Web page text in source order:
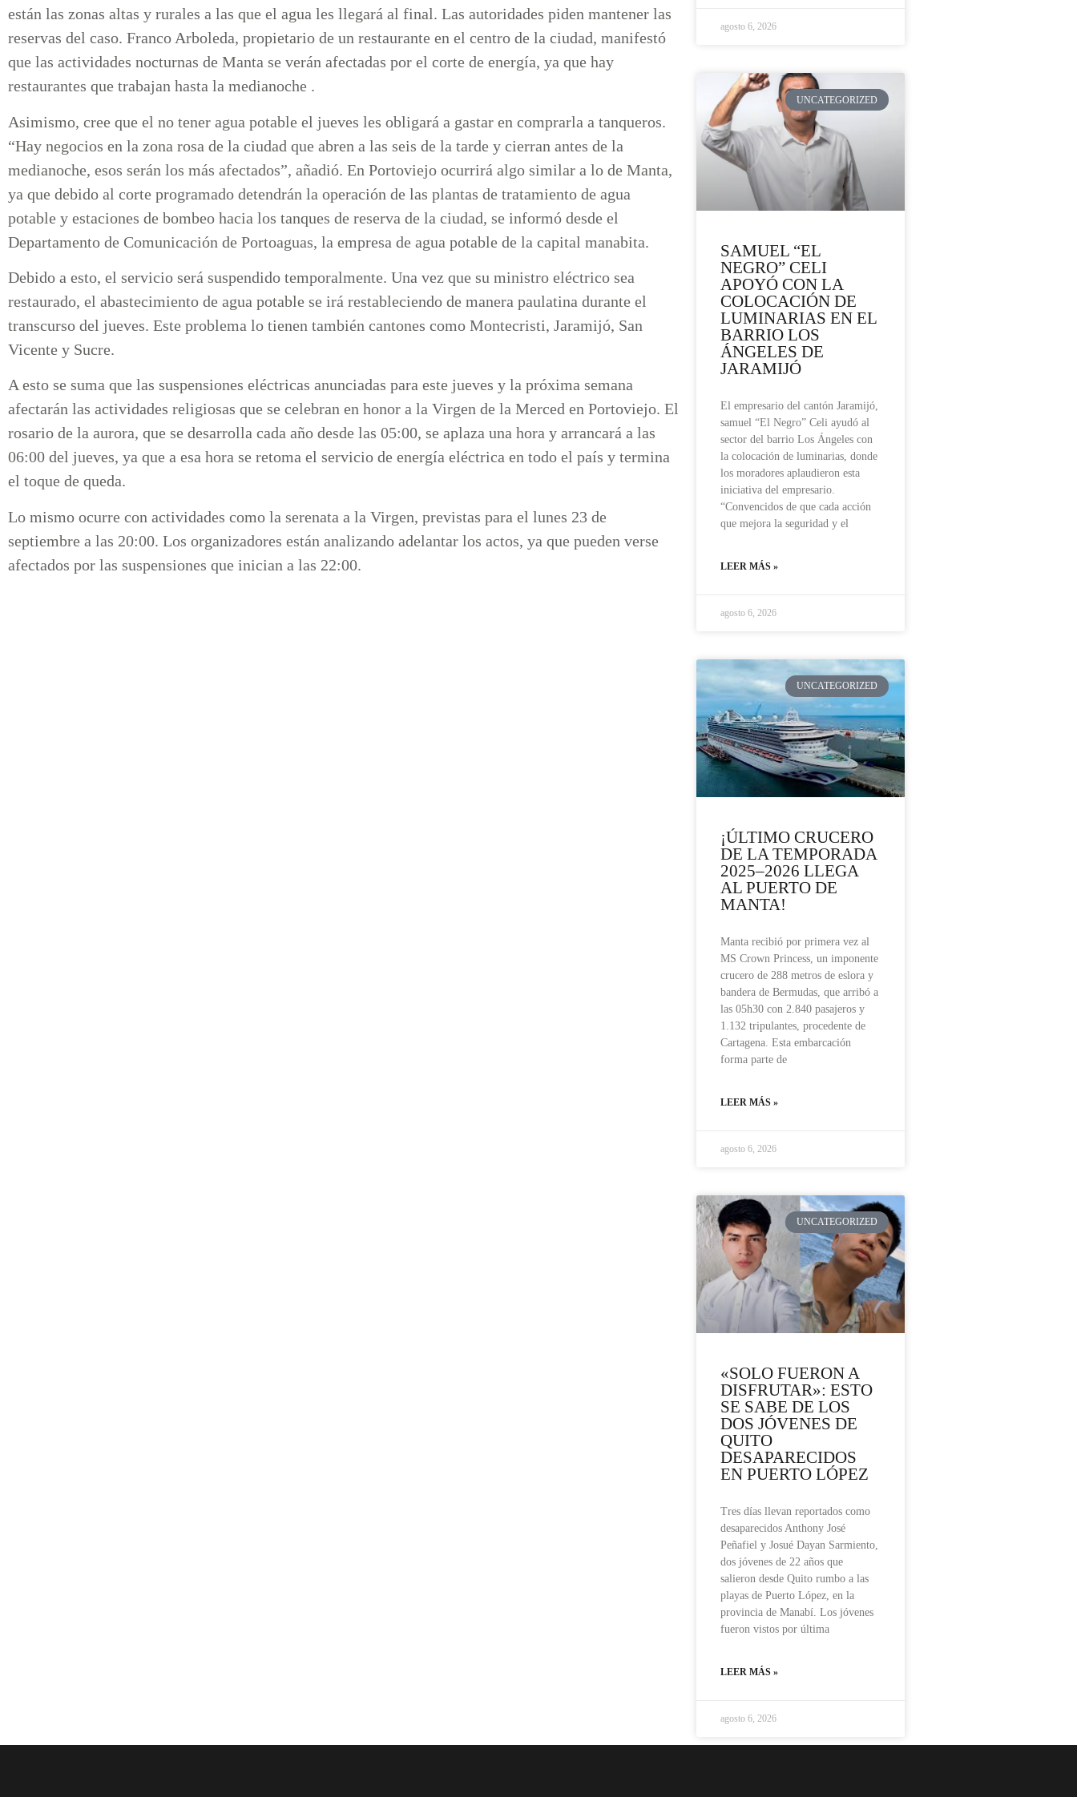
están las zonas altas y rurales a las que el agua les llegará al final. Las autoridades piden mantener las
reservas del caso. Franco Arboleda, propietario de un restaurante en el centro de la ciudad, manifestó
que las actividades nocturnas de Manta se verán afectadas por el corte de energía, ya que hay
restaurantes que trabajan hasta la medianoche .
Asimismo, cree que el no tener agua potable el jueves les obligará a gastar en comprarla a tanqueros.
“Hay negocios en la zona rosa de la ciudad que abren a las seis de la tarde y cierran antes de la
medianoche, esos serán los más afectados”, añadió. En Portoviejo ocurrirá algo similar a lo de Manta,
ya que debido al corte programado detendrán la operación de las plantas de tratamiento de agua
potable y estaciones de bombeo hacia los tanques de reserva de la ciudad, se informó desde el
Departamento de Comunicación de Portoaguas, la empresa de agua potable de la capital manabita.
Debido a esto, el servicio será suspendido temporalmente. Una vez que su ministro eléctrico sea
restaurado, el abastecimiento de agua potable se irá restableciendo de manera paulatina durante el
transcurso del jueves. Este problema lo tienen también cantones como Montecristi, Jaramijó, San
Vicente y Sucre.
A esto se suma que las suspensiones eléctricas anunciadas para este jueves y la próxima semana
afectarán las actividades religiosas que se celebran en honor a la Virgen de la Merced en Portoviejo. El
rosario de la aurora, que se desarrolla cada año desde las 05:00, se aplaza una hora y arrancará a las
06:00 del jueves, ya que a esa hora se retoma el servicio de energía eléctrica en todo el país y termina
el toque de queda.
Lo mismo ocurre con actividades como la serenata a la Virgen, previstas para el lunes 23 de
septiembre a las 20:00. Los organizadores están analizando adelantar los actos, ya que pueden verse
afectados por las suspensiones que inician a las 22:00.
agosto 6, 2026
UNCATEGORIZED
SAMUEL “EL
NEGRO” CELI
APOYÓ CON LA
COLOCACIÓN DE
LUMINARIAS EN EL
BARRIO LOS
ÁNGELES DE
JARAMIJÓ
El empresario del cantón Jaramijó,
samuel “El Negro” Celi ayudó al
sector del barrio Los Ángeles con
la colocación de luminarias, donde
los moradores aplaudieron esta
iniciativa del empresario.
“Convencidos de que cada acción
que mejora la seguridad y el
LEER MÁS »
agosto 6, 2026
UNCATEGORIZED
¡ÚLTIMO CRUCERO
DE LA TEMPORADA
2025–2026 LLEGA
AL PUERTO DE
MANTA!
Manta recibió por primera vez al
MS Crown Princess, un imponente
crucero de 288 metros de eslora y
bandera de Bermudas, que arribó a
las 05h30 con 2.840 pasajeros y
1.132 tripulantes, procedente de
Cartagena. Esta embarcación
forma parte de
LEER MÁS »
agosto 6, 2026
UNCATEGORIZED
«SOLO FUERON A
DISFRUTAR»: ESTO
SE SABE DE LOS
DOS JÓVENES DE
QUITO
DESAPARECIDOS
EN PUERTO LÓPEZ
Tres días llevan reportados como
desaparecidos Anthony José
Peñafiel y Josué Dayan Sarmiento,
dos jóvenes de 22 años que
salieron desde Quito rumbo a las
playas de Puerto López, en la
provincia de Manabí. Los jóvenes
fueron vistos por última
LEER MÁS »
agosto 6, 2026